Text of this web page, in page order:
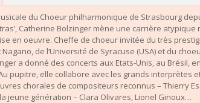
du Choeur philharmonique de Strasbourg
Catherine Bolzinger mène une carrière
en oeuvre. Cheffe de choeur invitée du très
de l‘Université de Syracuse (USA) et du
a donné des concerts aux Etats-Unis, au Brésil,
pupitre, elle collabore avec les grands interprètes
chorales de compositeurs reconnus – Thierry
jeune génération – Clara Olivares, Lionel Ginoux…